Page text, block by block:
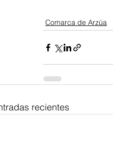
Comarca de Arzúa
recientes